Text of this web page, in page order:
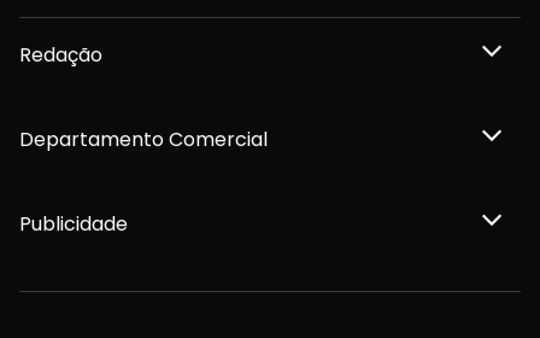
Redação
Departamento Comercial
Publicidade